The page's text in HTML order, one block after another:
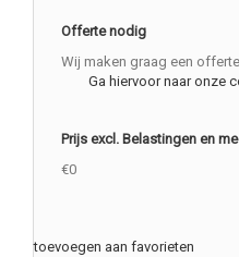
Offerte nodig
Wij maken graag een
Ga hiervoor naar onze
Prijs excl. Belastingen en
€0
toevoegen aan favorieten